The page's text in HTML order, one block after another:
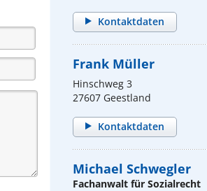
Kontaktdaten
Frank Müller
Hinschweg 3
27607 Geestland
Kontaktdaten
Michael Schwegler
Fachanwalt für Sozialrecht